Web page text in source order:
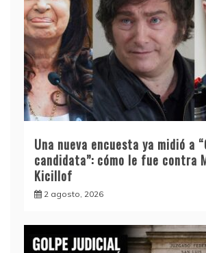
Una nueva encuesta ya midió a
candidata”: cómo le fue contra
Kicillof
2 agosto, 2026